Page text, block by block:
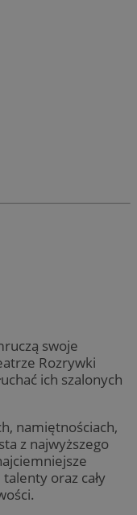
swoje
Rozrywki
ich szalonych
namiętnościach,
z najwyższego
oraz cały